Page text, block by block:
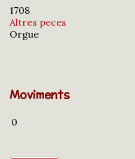
1708
Altres peces
Orgue
Moviments
0